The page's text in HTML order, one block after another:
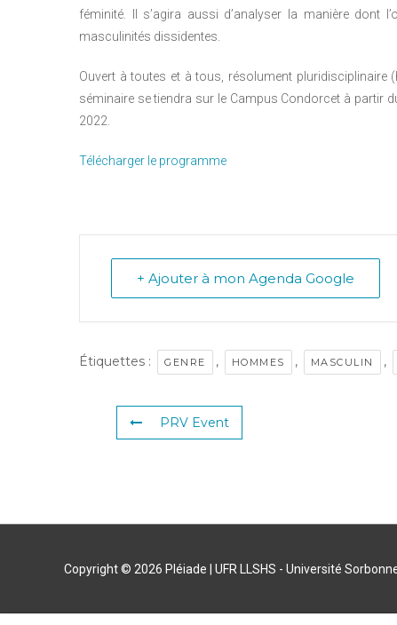
féminité. Il s’agira aussi d’analyser la manière dont
masculinités dissidentes.
Ouvert à toutes et à tous, résolument pluridisciplinaire
séminaire se tiendra sur le Campus Condorcet à partir
2022.
Télécharger le programme
+ Ajouter à mon Agenda Google
Étiquettes : GENRE , HOMMES , MASCULIN ,
PRV Event
Copyright © 2026 Pléiade | UFR LLSHS - Université